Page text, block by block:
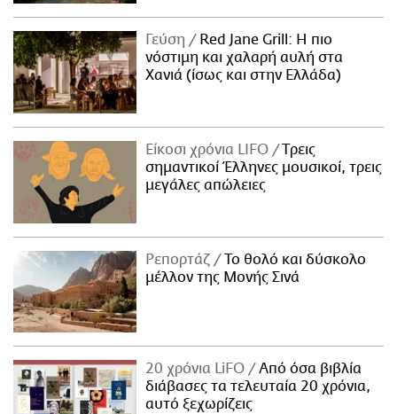
Γεύση
Red Jane Grill: Η πιο
νόστιμη και χαλαρή αυλή στα
Χανιά (ίσως και στην Ελλάδα)
Είκοσι χρόνια LIFO
Tρεις
σημαντικοί Έλληνες μουσικοί, τρεις
μεγάλες απώλειες
Ρεπορτάζ
Το θολό και δύσκολο
μέλλον της Μονής Σινά
20 χρόνια LiFO
Από όσα βιβλία
διάβασες τα τελευταία 20 χρόνια,
αυτό ξεχωρίζεις